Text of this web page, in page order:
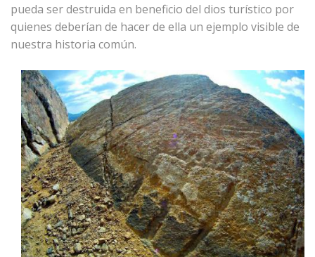
pueda ser destruida en beneficio del dios turístico por
quienes deberían de hacer de ella un ejemplo visible de
nuestra historia común.